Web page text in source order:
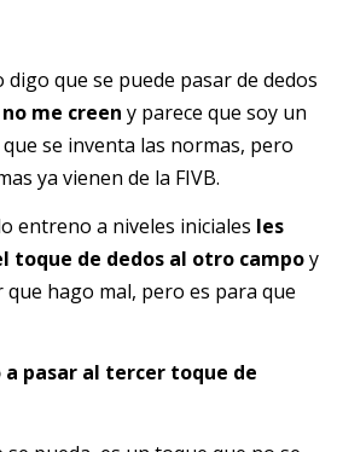
que se puede pasar de dedos
me creen y parece que soy un
se inventa las normas, pero
ya vienen de la FIVB.
entreno a niveles iniciales les
toque de dedos al otro campoy
hago mal, pero es para que
a pasar al tercer toque de